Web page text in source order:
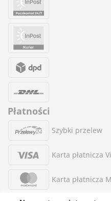
Płatności
Szybki przelew
Karta płatnicza
Karta płatnicza